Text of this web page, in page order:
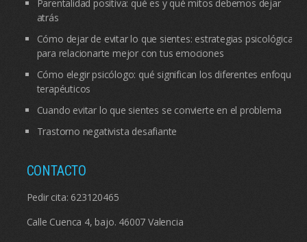
Parentalidad positiva: qué es y qué mitos debemos dejar
atrás
Cómo dejar de evitar lo que sientes: estrategias psicológicas
para relacionarte mejor con tus emociones
Cómo elegir psicólogo: qué significan los diferentes enfoques
terapéuticos
Cuando evitar lo que sientes se convierte en el problema
Trastorno negativista desafiante
CONTACTO
Pedir cita: 623120465
Calle Cuenca 4, bajo. 46007 Valencia